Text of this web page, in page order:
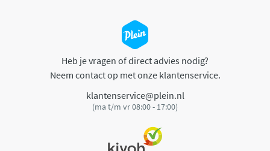
Heb je vragen of direct advies nodig?
Neem contact op met onze klantenservice.
klantenservice@plein.nl
(ma t/m vr 08:00 - 17:00)